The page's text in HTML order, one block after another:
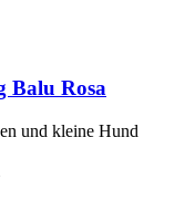
Balu Rosa
und kleine Hund